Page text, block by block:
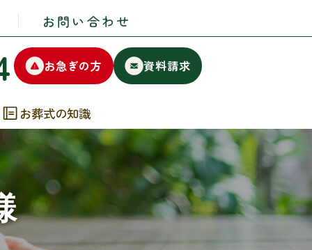
お問い合わせ
お急ぎの方 資料請求
お葬式の知識